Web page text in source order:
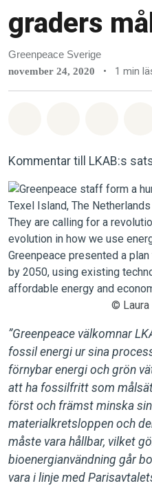
graders mål
Greenpeace Sverige
november 24, 2020 • 1 min
Kommentar till LKAB:s
© Laura
”Greenpeace välkomnar
fossil energi ur sina
förnybar energi och grön
att ha fossilfritt som
först och främst minska
materialkretsloppen och
måste vara hållbar, vilket
bioenergianvändning går
vara i linje med